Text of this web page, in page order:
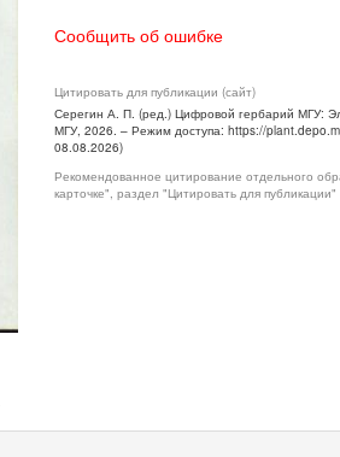
Сообщить об ошибке
Цитировать для публикации (сайт)
Серегин А. П. (ред.) Цифровой гербарий МГУ:
МГУ, 2026. – Режим доступа: https://
08.08.2026)
Рекомендованное цитирование отдельного
карточке", раздел "Цитировать для публикации"